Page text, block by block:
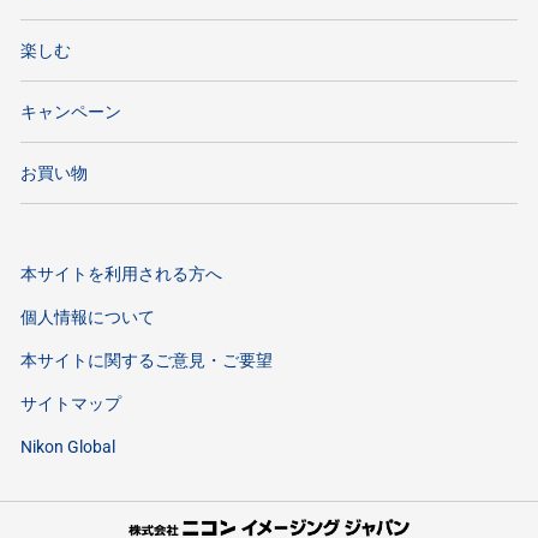
楽しむ
キャンペーン
お買い物
本サイトを利用される方へ
個人情報について
本サイトに関するご意見・ご要望
サイトマップ
Nikon Global